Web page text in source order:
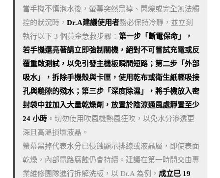
當手機不慎泡水後，螢幕突然黑掉、閃爍或完全無法觸
控的狀況時，Dr.A建議使用者務必保持冷靜，並立刻
執行以下 3 個黃金急救步驟：第一步「斷電保命」，
若手機還亮著請立即強制關機，絕對不可嘗試充電或反
覆重啟測試，以免引發主機板瞬間短路；第二步「外部
吸水」，拆除手機殼與卡匣，使用乾布或衛生紙輕吸接
孔與縫隙的殘水；第三步「深度除濕」，將手機放入密
封袋中並加入大量乾燥劑，放置於陰涼通風處靜置至少
24 小時 。切勿使用吹風機熱風狂吹，以免水分滲透更
深且高溫損壞液晶。
螢幕黑掉代表水分已侵蝕顯示排線或液晶層，即使表面
乾燥，內部電路腐蝕仍會持續。建議在第一時間交由專
業維修團隊進行拆解洗板，以 Dr.A 為例， 成立已 19